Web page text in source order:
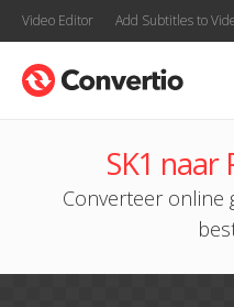
Video Editor Add Subtitles to
SK1 naar
Converteer online